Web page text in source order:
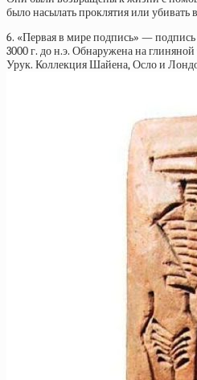
было насылать проклятия или убивать
6. «Первая в мире подпись» —
3000 г. до н.э. Обнаружена на
Урук. Коллекция Шайена, Осло и